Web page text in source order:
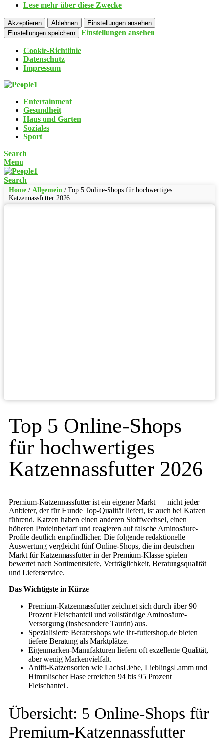
Lese mehr über diese Zwecke
Akzeptieren Ablehnen
Einstellungen ansehen
Einstellungen speichern
Einstellungen ansehen
Cookie-Richtlinie
Datenschutz
Impressum
Entertainment
Gesundheit
Haus und Garten
Soziales
Sport
Search
Menu
Search
Home / Allgemein / Top 5 Online-Shops für hochwertiges
Katzennassfutter 2026
Top 5 Online-Shops
für hochwertiges
Katzennassfutter 2026
Premium-Katzennassfutter ist ein eigener Markt — nicht jeder
Anbieter, der für Hunde Top-Qualität liefert, ist auch bei Katzen
führend. Katzen haben einen anderen Stoffwechsel, einen
höheren Proteinbedarf und reagieren auf falsche Aminosäure-
Profile deutlich empfindlicher. Die folgende redaktionelle
Auswertung vergleicht fünf Online-Shops, die im deutschen
Markt für Katzennassfutter in der Premium-Klasse spielen —
bewertet nach Sortimentstiefe, Verträglichkeit, Beratungsqualität
und Lieferservice.
Das Wichtigste in Kürze
Premium-Katzennassfutter zeichnet sich durch über 90
Prozent Fleischanteil und vollständige Aminosäure-
Versorgung (insbesondere Taurin) aus.
Spezialisierte Beratershops wie ihr-futtershop.de bieten
tiefere Beratung als Marktplätze.
Eigenmarken-Manufakturen liefern oft exzellente Qualität,
aber wenig Markenvielfalt.
Anifit-Katzensorten wie LachsLiebe, LieblingsLamm und
Himmlischer Hase erreichen 94 bis 95 Prozent
Fleischanteil.
Übersicht: 5 Online-Shops für
Premium-Katzennassfutter